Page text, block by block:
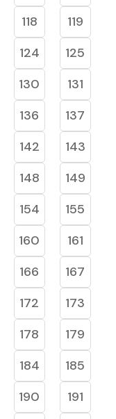
118
119
124
125
130
131
136
137
142
143
148
149
154
155
160
161
166
167
172
173
178
179
184
185
190
191